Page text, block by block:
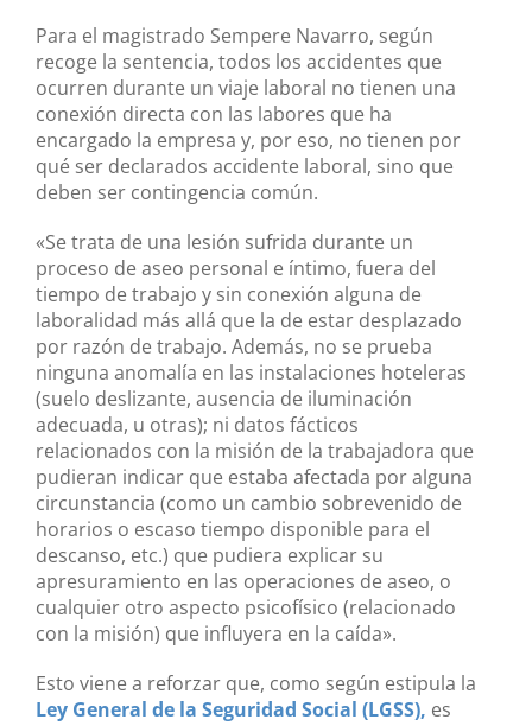
Para el magistrado Sempere Navarro, según
recoge la sentencia, todos los accidentes que
ocurren durante un viaje laboral no tienen una
conexión directa con las labores que ha
encargado la empresa y, por eso, no tienen por
qué ser declarados accidente laboral, sino que
deben ser contingencia común.
«Se trata de una lesión sufrida durante un
proceso de aseo personal e íntimo, fuera del
tiempo de trabajo y sin conexión alguna de
laboralidad más allá que la de estar desplazado
por razón de trabajo. Además, no se prueba
ninguna anomalía en las instalaciones hoteleras
(suelo deslizante, ausencia de iluminación
adecuada, u otras); ni datos fácticos
relacionados con la misión de la trabajadora que
pudieran indicar que estaba afectada por alguna
circunstancia (como un cambio sobrevenido de
horarios o escaso tiempo disponible para el
descanso, etc.) que pudiera explicar su
apresuramiento en las operaciones de aseo, o
cualquier otro aspecto psicofísico (relacionado
con la misión) que influyera en la caída».
Esto viene a reforzar que, como según estipula la
Ley General de la Seguridad Social (LGSS), es